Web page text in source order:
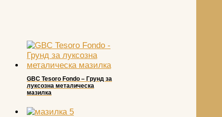
GBC Tesoro Fondo – Грунд за
луксозна металическа
мазилка